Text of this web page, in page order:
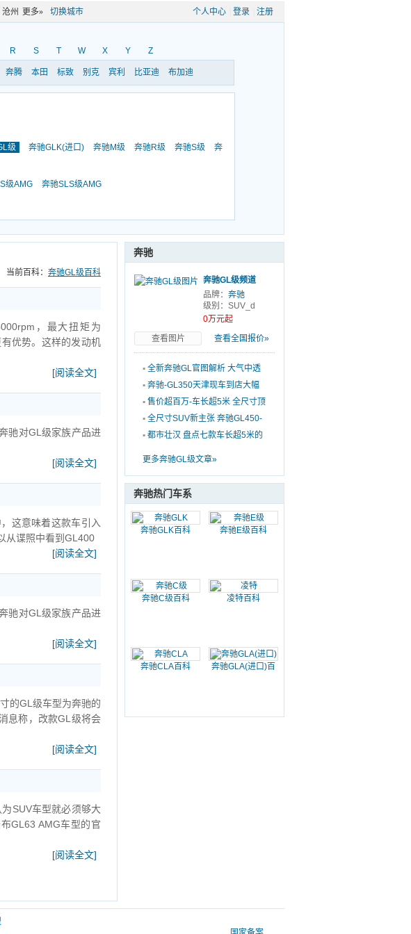
个人中心 登录 注册
沧州 更多» 切换城市
R S T W X Y Z
奔腾 本田 标致 别克 宾利 比亚迪 布加迪
级 奔驰GLK(进口) 奔驰M级 奔驰R级 奔驰S级
奔
级AMG 奔驰SLS级AMG
奔驰
奔驰GL级频道
品牌： 奔驰
级别：SUV_d
0万元起
查看图片
查看全国报价»
▪ 全新奔驰GL官图解析 大气中透
露着精致
▪ 奔驰-GL350天津现车到店大幅
优惠促销中
▪ 售价超百万-车长超5米 全尺寸顶
级SUV选购
▪ 全尺寸SUV新主张 奔驰GL450-
亮点解析
▪ 都市壮汉 盘点七款车长超5米的
更多奔驰GL级文章»
奔驰热门车系
奔驰GLK百科 奔驰E级百科
奔驰C级百科 凌特百科
奔驰CLA百科
奔驰GLA(进口)百
当前百科： 奔驰GL级百科
，最大扭矩为
优势。这样的发动机
[阅读全文]
驰对GL级家族产品进
[阅读全文]
这意味着这款车引入
从谍照中看到GL400
[阅读全文]
驰对GL级家族产品进
[阅读全文]
的GL级车型为奔驰的
息称，改款GL级将会
[阅读全文]
SUV车型就必须够大
GL63 AMG车型的官
[阅读全文]